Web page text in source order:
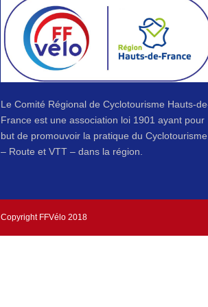
Le Comité Régional de Cyclotourisme Hauts-
France est une association loi 1901 ayant pour
but de promouvoir la pratique du Cyclotourisme
– Route et VTT – dans la région.
Copyright FFVélo 2018